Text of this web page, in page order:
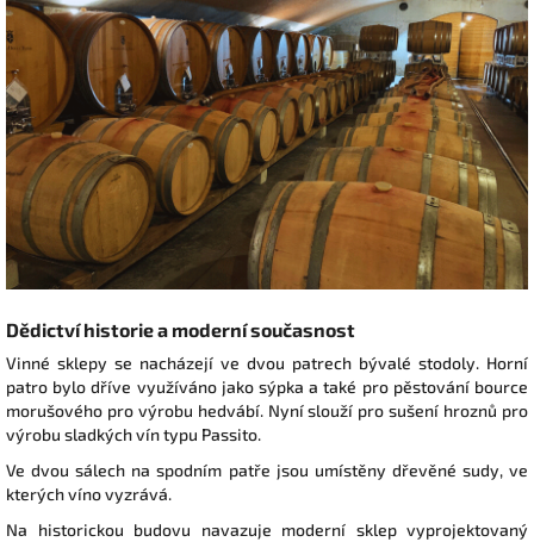
Dědictví historie a moderní současnost
Vinné sklepy se nacházejí ve dvou patrech bývalé stodoly. Horní
patro bylo dříve využíváno jako sýpka a také pro pěstování bource
morušového pro výrobu hedvábí. Nyní slouží pro sušení hroznů pro
výrobu sladkých vín typu Passito.
Ve dvou sálech na spodním patře jsou umístěny dřevěné sudy, ve
kterých víno vyzrává.
Na historickou budovu navazuje moderní sklep vyprojektovaný